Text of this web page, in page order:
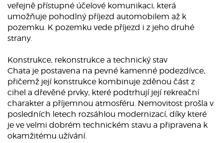
veřejně přístupné účelové komunikaci, která
umožňuje pohodlný příjezd automobilem až k
pozemku. K pozemku vede příjezd i z jeho druhé
strany.
Konstrukce, rekonstrukce a technický stav
Chata je postavena na pevné kamenné podezdívce,
přičemž její konstrukce kombinuje zděnou část z
cihel a dřevěné prvky, které podtrhují její rekreační
charakter a příjemnou atmosféru. Nemovitost prošla v
posledních letech rozsáhlou modernizací, díky které
je ve velmi dobrém technickém stavu a připravena k
okamžitému užívání.